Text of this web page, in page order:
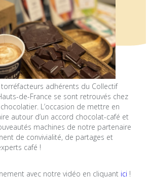
adhérents du Collectif
de-France se sont retrouvés chez
L’occasion de mettre en
autour d’un accord chocolat-café et
machines de notre partenaire
de convivialité, de partages et
café !
avec notre vidéo en cliquant ici !